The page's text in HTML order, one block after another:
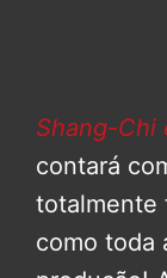
Shang-Chi
contará
totalmente
como toda